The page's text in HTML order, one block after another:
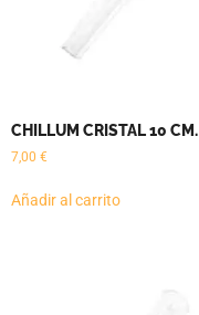
CHILLUM CRISTAL 10 CM.
7,00 €
Añadir al carrito